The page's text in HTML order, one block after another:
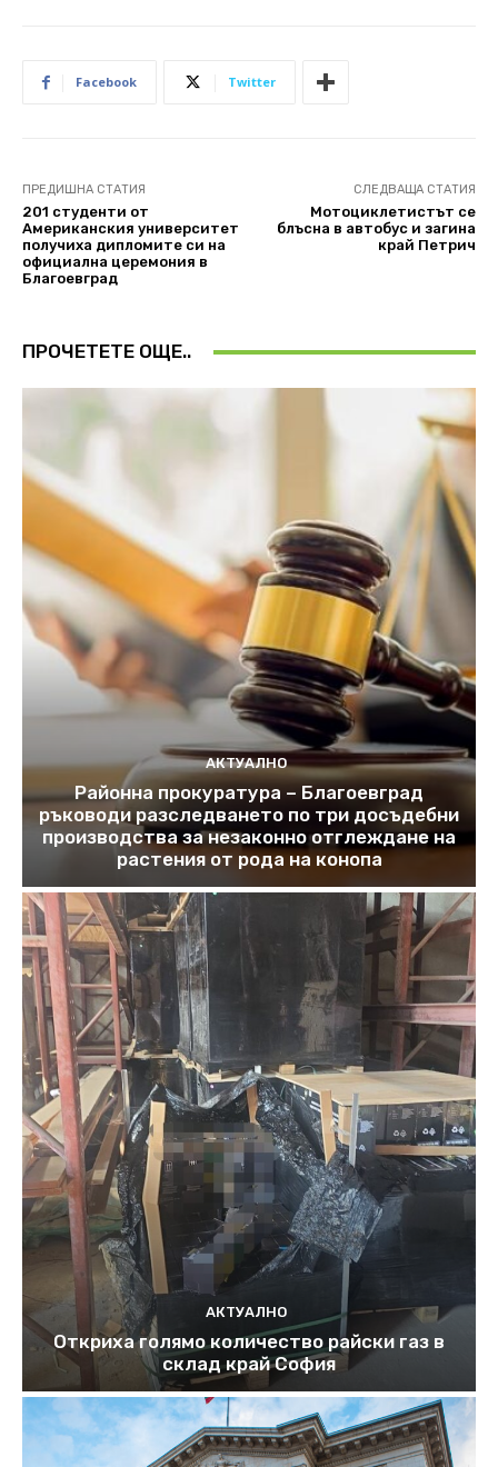
Facebook Twitter
ПРЕДИШНА СТАТИЯ
201 студенти от
Американския университет
получиха дипломите си на
официална церемония в
Благоевград
СЛЕДВАЩА СТАТИЯ
Mотоциклетистът се
блъсна в автобус и загина
край Петрич
ПРОЧЕТЕТЕ ОЩЕ..
АКТУАЛНО
Районна прокуратура – Благоевград
ръководи разследването по три досъдебни
производства за незаконно отглеждане на
растения от рода на конопа
АКТУАЛНО
Откриха голямо количество райски газ в
склад край София